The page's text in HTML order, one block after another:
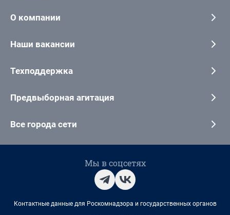
О компании
Наши вакансии
Техподдержка
Предвыборная агитация
Все города сети
Мы в соцсетях
Контактные данные для Роскомнадзора и государственных органов